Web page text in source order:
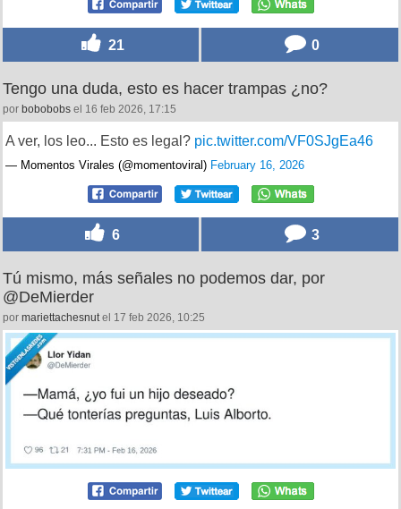
21 0
Tengo una duda, esto es hacer trampas ¿no?
por bobobobs el 16 feb 2026, 17:15
A ver, los leo... Esto es legal? pic.twitter.com/VF0SJgEa46
— Momentos Virales (@momentoviral) February 16, 2026
6 3
Tú mismo, más señales no podemos dar, por
@DeMierder
por mariettachesnut el 17 feb 2026, 10:25